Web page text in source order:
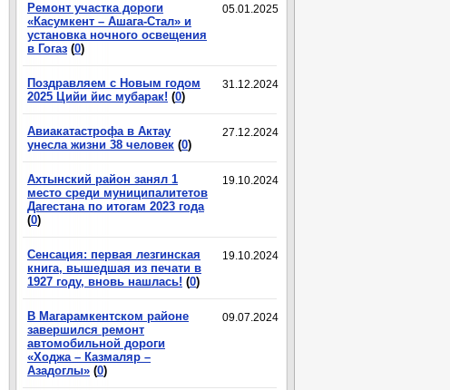
05.01.2025
Ремонт участка дороги
«Касумкент – Ашага-Стал» и
установка ночного освещения
в Гогаз (0)
31.12.2024
Поздравляем с Новым годом
2025 Цийи йис мубарак! (0)
27.12.2024
Авиакатастрофа в Актау
унесла жизни 38 человек (0)
19.10.2024
Ахтынский район занял 1
место среди муниципалитетов
Дагестана по итогам 2023 года
(0)
19.10.2024
Сенсация: первая лезгинская
книга, вышедшая из печати в
1927 году, вновь нашлась! (0)
09.07.2024
В Магарамкентском районе
завершился ремонт
автомобильной дороги
«Ходжа – Казмаляр –
Азадоглы» (0)